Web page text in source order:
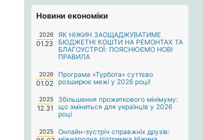
Новини економіки
2026
01.23
ЯК НІЖИН ЗАОЩАДЖУВАТИМЕ
БЮДЖЕТНІ КОШТИ НА РЕМОНТАХ ТА
БЛАГОУСТРОЇ: ПОЯСНЮЄМО НОВІ
ПРАВИЛА
2026
01.02
Програма «Турбота» суттєво
розширює межі у 2026 році!
2025
12.31
Збільшення прожиткового мінімуму:
що зміниться для українців у 2026
році
2025
Онлайн-зустріч справжніх друзів: